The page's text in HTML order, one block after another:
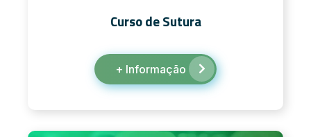
Curso de Sutura
+ Informação